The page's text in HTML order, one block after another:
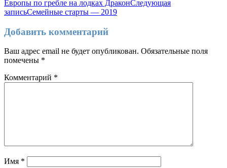
по
Европы по гребле на лодках ДраконСледующая
записьСемейные старты — 2019
Добавить комментарий
Ваш адрес email не будет опубликован. Обязательные поля
помечены *
Комментарий *
Имя *